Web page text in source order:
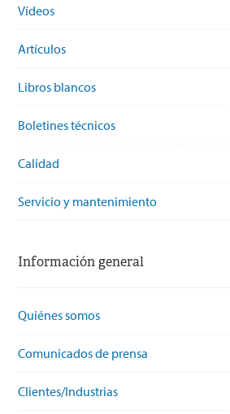
Vídeos
Artículos
Libros blancos
Boletines técnicos
Calidad
Servicio y mantenimiento
Información general
Quiénes somos
Comunicados de prensa
Clientes/Industrias